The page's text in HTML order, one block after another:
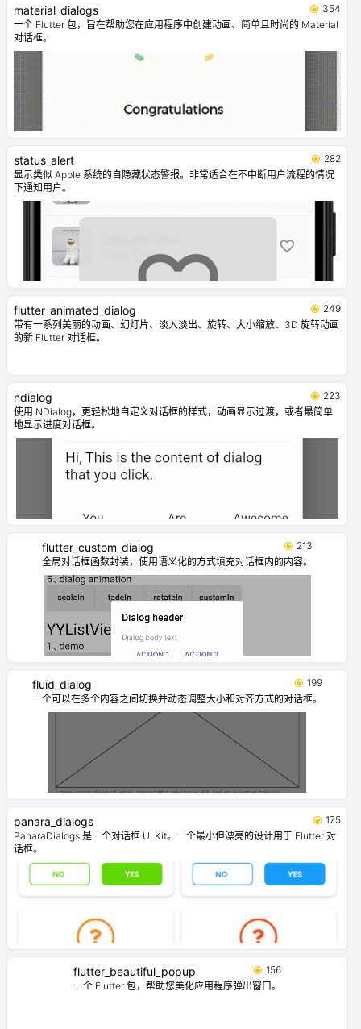
material_dialogs
354
一个 Flutter 包，旨在帮助您在应用程序中创建动画、简单且时尚的 Material
对话框。
status_alert
282
显示类似 Apple 系统的自隐藏状态警报。非常适合在不中断用户流程的情况
下通知用户。
flutter_animated_dialog
249
带有一系列美丽的动画、幻灯片、淡入淡出、旋转、大小缩放、3D 旋转动画
的新 Flutter 对话框。
ndialog
223
使用 NDialog，更轻松地自定义对话框的样式，动画显示过渡，或者最简单
地显示进度对话框。
flutter_custom_dialog
213
全局对话框函数封装，使用语义化的方式填充对话框内的内容。
fluid_dialog
199
一个可以在多个内容之间切换并动态调整大小和对齐方式的对话框。
panara_dialogs
175
PanaraDialogs 是一个对话框 UI Kit。一个最小但漂亮的设计用于 Flutter 对
话框。
flutter_beautiful_popup
156
一个 Flutter 包，帮助您美化应用程序弹出窗口。